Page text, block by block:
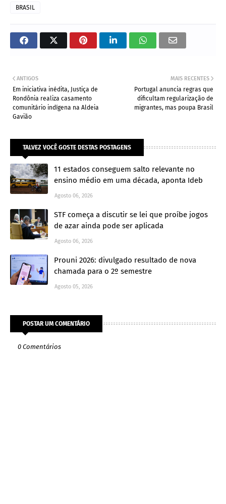
BRASIL
MAIS RECENTES
Portugal anuncia regras que
dificultam regularização de
migrantes, mas poupa Brasil
ANTIGOS
Em iniciativa inédita, Justiça de
Rondônia realiza casamento
comunitário indígena na Aldeia
Gavião
TALVEZ VOCÊ GOSTE DESTAS POSTAGENS
11 estados conseguem salto relevante no
ensino médio em uma década, aponta Ideb
Agosto 06, 2026
STF começa a discutir se lei que proíbe jogos
de azar ainda pode ser aplicada
Agosto 06, 2026
Prouni 2026: divulgado resultado de nova
chamada para o 2º semestre
Agosto 05, 2026
POSTAR UM COMENTÁRIO
0 Comentários